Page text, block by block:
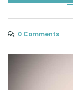
0 Comments